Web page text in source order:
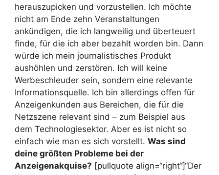
herauszupicken und vorzustellen. Ich möchte
nicht am Ende zehn Veranstaltungen
ankündigen, die ich langweilig und überteuert
finde, für die ich aber bezahlt worden bin. Dann
würde ich mein journalistisches Produkt
aushöhlen und zerstören. Ich will keine
Werbeschleuder sein, sondern eine relevante
Informationsquelle. Ich bin allerdings offen für
Anzeigenkunden aus Bereichen, die für die
Netzszene relevant sind – zum Beispiel aus
dem Technologiesektor. Aber es ist nicht so
einfach wie man es sich vorstellt. Was sind
deine größten Probleme bei der
Anzeigenakquise? [pullquote align=“right“]“Der